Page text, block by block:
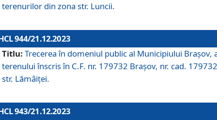
terenurilor din zona str. Luncii.
944/21.12.2023
Titlu: Trecerea în domeniul public al Municipiului Braşov,
terenului înscris în C.F. nr. 179732 Brașov, nr. cad.
str. Lămâiței.
943/21.12.2023